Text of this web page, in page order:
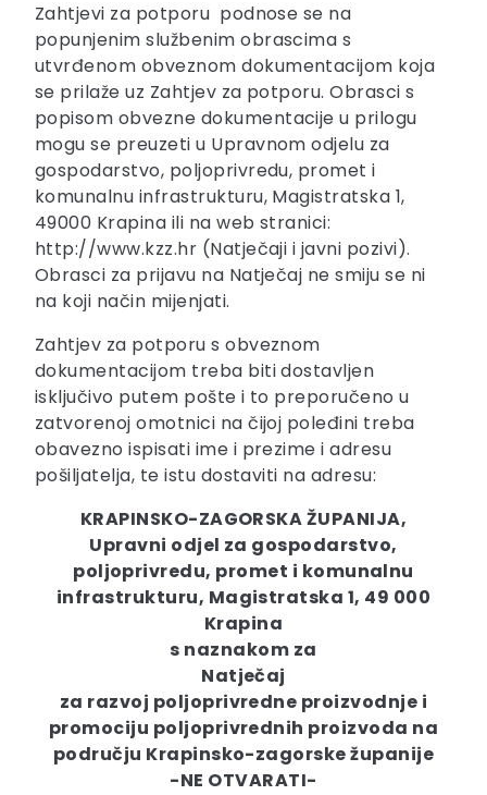
Zahtjevi za potporu podnose se na
popunjenim službenim obrascima s
utvrđenom obveznom dokumentacijom koja
se prilaže uz Zahtjev za potporu. Obrasci s
popisom obvezne dokumentacije u prilogu
mogu se preuzeti u Upravnom odjelu za
gospodarstvo, poljoprivredu, promet i
komunalnu infrastrukturu, Magistratska 1,
49000 Krapina ili na web stranici:
http://www.kzz.hr (Natječaji i javni pozivi).
Obrasci za prijavu na Natječaj ne smiju se ni
na koji način mijenjati.
Zahtjev za potporu s obveznom
dokumentacijom treba biti dostavljen
isključivo putem pošte i to preporučeno u
zatvorenoj omotnici na čijoj poleđini treba
obavezno ispisati ime i prezime i adresu
pošiljatelja, te istu dostaviti na adresu:
KRAPINSKO-ZAGORSKA ŽUPANIJA,
Upravni odjel za gospodarstvo,
poljoprivredu, promet i komunalnu
infrastrukturu, Magistratska 1, 49 000
Krapina
s naznakom za
Natječaj
za razvoj poljoprivredne proizvodnje i
promociju poljoprivrednih proizvoda na
području Krapinsko-zagorske županije
-NE OTVARATI-